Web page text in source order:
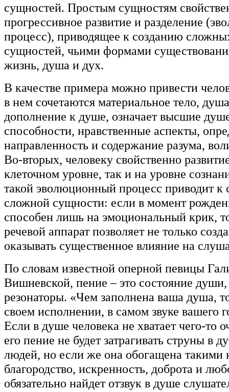
сущностей. Простым сущностям
прогрессивное развитие и разделение
процесс), приводящее к созданию
сущностей, чьими формами
жизнь, душа и дух.
В качестве примера можно привести
в нем сочетаются материальное тело,
дополнение к душе, означает высшие
способности, нравственные аспекты,
направленность и содержание разума,
Во-вторых, человеку свойственно
клеточном уровне, так и на уровне
такой эволюционный процесс приводит к
сложной сущности: если в момент
способен лишь на эмоциональный крик,
речевой аппарат позволяет не только
оказывать существенное влияние на
По словам известной оперной певицы
Вишневской, пение – это состояние души,
резонаторы. «Чем заполнена ваша душа,
своем исполнении, в самом звуке вашего
Если в душе человека не хватает чего-то
его пение не будет затрагивать струны в
людей, но если же она обогащена такими
благородство, искренность, доброта и
обязательно найдет отзвук в душе